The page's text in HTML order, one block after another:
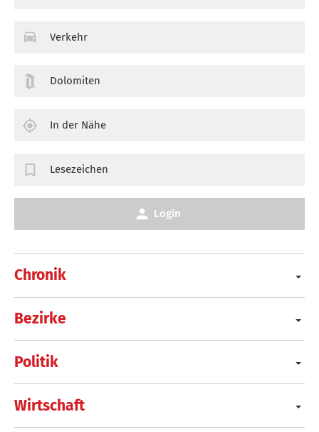
Chronik
Bezirke
Politik
Wirtschaft
Verkehr
Dolomiten
In der Nähe
Lesezeichen
Login